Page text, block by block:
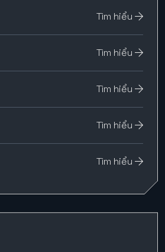
Tìm hiểu
Tìm hiểu
Tìm hiểu
Tìm hiểu
Tìm hiểu